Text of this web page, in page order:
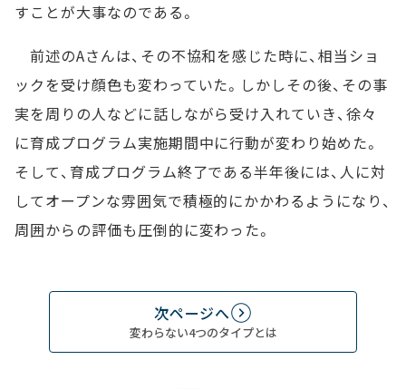
すことが大事なのである。
前述のAさんは、その不協和を感じた時に、相当ショ
ックを受け顔色も変わっていた。しかしその後、その事
実を周りの人などに話しながら受け入れていき、徐々
に育成プログラム実施期間中に行動が変わり始めた。
そして、育成プログラム終了である半年後には、人に対
してオープンな雰囲気で積極的にかかわるようになり、
周囲からの評価も圧倒的に変わった。
次ページへ
変わらない4つのタイプとは